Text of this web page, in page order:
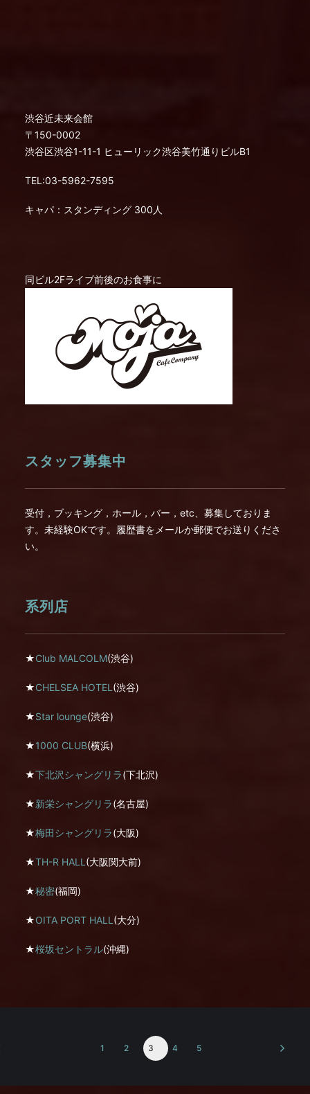
渋谷近未来会館
〒150-0002
渋谷区渋谷1-11-1 ヒューリック渋谷美竹通りビルB1
TEL:03-5962-7595
キャパ：スタンディング 300人
同ビル2Fライブ前後のお食事に
スタッフ募集中
受付，ブッキング，ホール，バー，etc、募集しておりま
す。未経験OKです。履歴書をメールか郵便でお送りくださ
い。
系列店
★Club MALCOLM(渋谷)
★CHELSEA HOTEL (渋谷)
★Star lounge(渋谷)
★1000 CLUB(横浜)
★下北沢シャングリラ(下北沢)
★新栄シャングリラ(名古屋)
★梅田シャングリラ(大阪)
★TH-R HALL (大阪関大前)
★秘密(福岡)
★OITA PORT HALL (大分)
★桜坂セントラル(沖縄)
1 2 3 4 5